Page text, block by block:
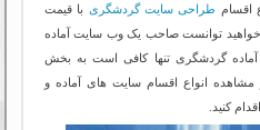
اقسام طراحی سایت گردشگری با قیمت
خواهید توانست صاحب یک وب سایت آماده
گردشگری تنها کافی است به بخش
انواع اقسام سایت های آماده و
کنید.